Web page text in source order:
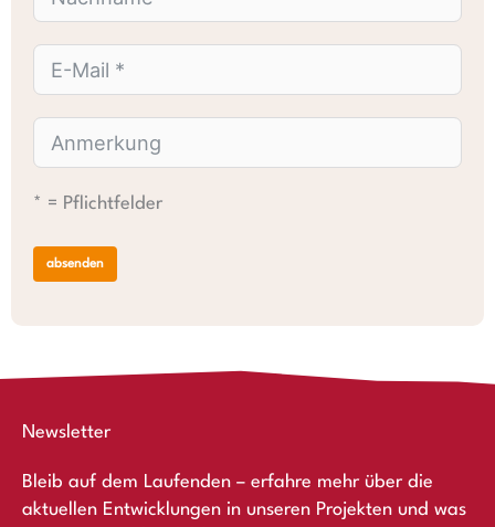
* = Pflichtfelder
absenden
Newsletter
Bleib auf dem Laufenden – erfahre mehr über die
aktuellen Entwicklungen in unseren Projekten und was